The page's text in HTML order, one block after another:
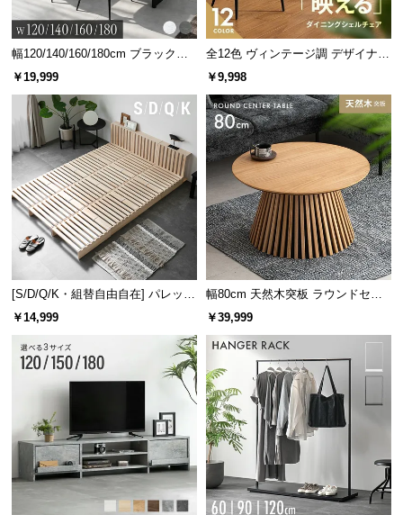
幅120/140/160/180cm ブラックフ
レーム ダイニング 大理石調 4人掛
￥19,999
全12色 ヴィンテージ調 デザイナー
ズシェルチェア
￥9,998
[S/D/Q/K・組替自由自在] パレット
ベッド 8/12/16枚セット
￥14,999
幅80cm 天然木突板 ラウンドセン
ターテーブル 美しい格子デザイン
￥39,999